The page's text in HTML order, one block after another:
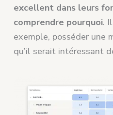
excellent dans leurs
comprendre pourquoi.
exemple, posséder une
qu’il serait intéressant